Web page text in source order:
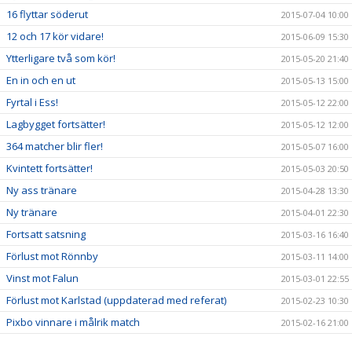
16 flyttar söderut 2015-07-04 10:00
12 och 17 kör vidare! 2015-06-09 15:30
Ytterligare två som kör! 2015-05-20 21:40
En in och en ut 2015-05-13 15:00
Fyrtal i Ess! 2015-05-12 22:00
Lagbygget fortsätter! 2015-05-12 12:00
364 matcher blir fler! 2015-05-07 16:00
Kvintett fortsätter! 2015-05-03 20:50
Ny ass tränare 2015-04-28 13:30
Ny tränare 2015-04-01 22:30
Fortsatt satsning 2015-03-16 16:40
Förlust mot Rönnby 2015-03-11 14:00
Vinst mot Falun 2015-03-01 22:55
Förlust mot Karlstad (uppdaterad med referat) 2015-02-23 10:30
Pixbo vinnare i målrik match 2015-02-16 21:00